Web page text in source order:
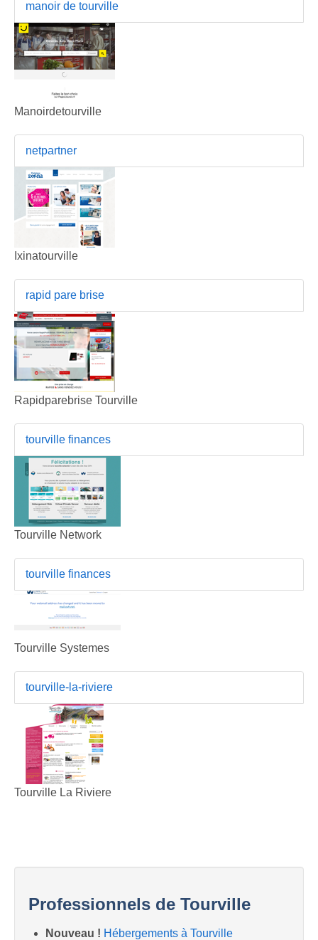
manoir de tourville
Manoirdetourville
netpartner
Ixinatourville
rapid pare brise
Rapidparebrise Tourville
tourville finances
Tourville Network
tourville finances
Tourville Systemes
tourville-la-riviere
Tourville La Riviere
Professionnels de Tourville
Nouveau ! Hébergements à Tourville